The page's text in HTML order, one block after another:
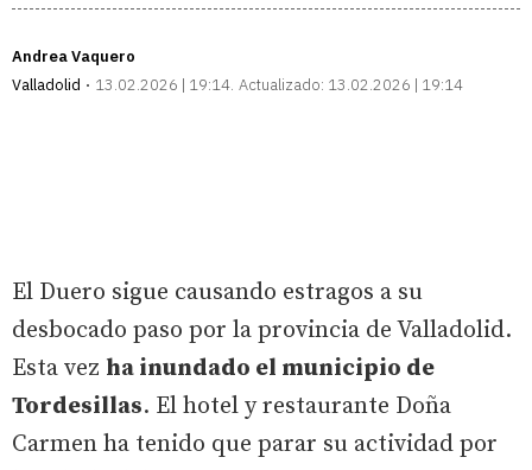
Andrea Vaquero
Valladolid
13.02.2026 | 19:14 Actualizado: 13.02.2026 | 19:14
El Duero sigue causando estragos a su
desbocado paso por la provincia de Valladolid.
Esta vez ha inundado el municipio de
Tordesillas. El hotel y restaurante Doña
Carmen ha tenido que parar su actividad por